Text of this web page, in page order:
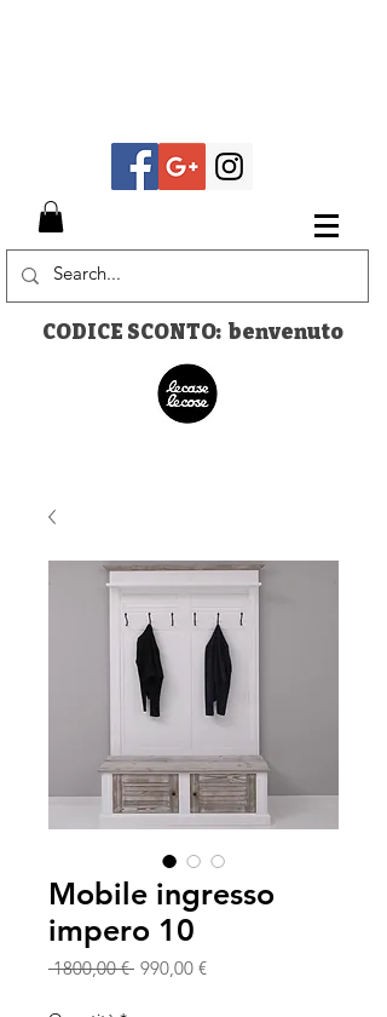
CODICE SCONTO: benvenuto
Mobile ingresso
impero 10
1800,00 € Prezzo
990,00 €Prezzo